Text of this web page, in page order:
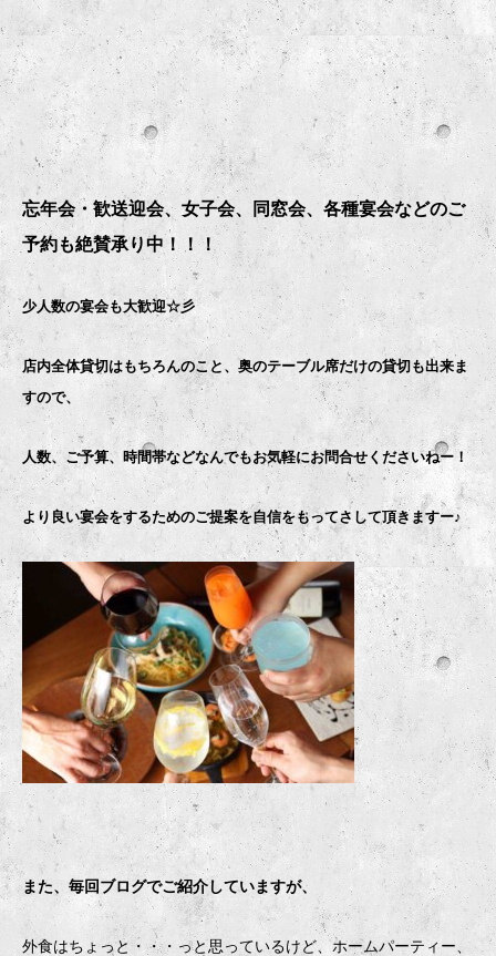
忘年会・歓送迎会、女子会、同窓会、各種宴会などのご
予約も絶賛承り中！！！
少人数の宴会も大歓迎☆彡
店内全体貸切はもちろんのこと、奥のテーブル席だけの貸切も出来ま
すので、
人数、ご予算、時間帯などなんでもお気軽にお問合せくださいねー！
より良い宴会をするためのご提案を自信をもってさして頂きますー♪
また、毎回ブログでご紹介していますが、
外食はちょっと・・・っと思っているけど、ホームパーティー、